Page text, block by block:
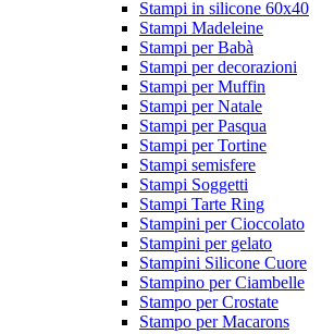
Stampi in silicone 60x40
Stampi Madeleine
Stampi per Babà
Stampi per decorazioni
Stampi per Muffin
Stampi per Natale
Stampi per Pasqua
Stampi per Tortine
Stampi semisfere
Stampi Soggetti
Stampi Tarte Ring
Stampini per Cioccolato
Stampini per gelato
Stampini Silicone Cuore
Stampino per Ciambelle
Stampo per Crostate
Stampo per Macarons